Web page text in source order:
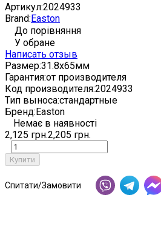
Артикул:2024933
Brand:Easton
До порівняння
У обране
Написать отзыв
Размер:31.8х65мм
Гарантия:от производителя
Код производителя:2024933
Тип выноса:стандартные
Бренд:Easton
Немає в наявності
2,125 грн.2,205 грн.
Купити
Спитати/Замовити